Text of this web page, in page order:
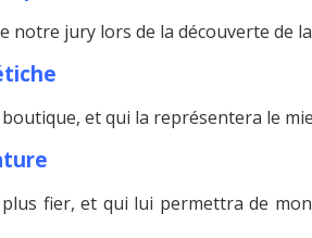
notre jury lors de la découverte de
et qui la représentera le
fier, et qui lui permettra de